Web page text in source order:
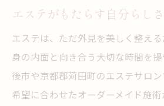
エステがもたらす自分らし
エステは、ただ外見を美しく整え
身の内面と向き合う大切な時間を
後市や京都郡苅田町のエステサロ
希望に合わせたオーダーメイド施